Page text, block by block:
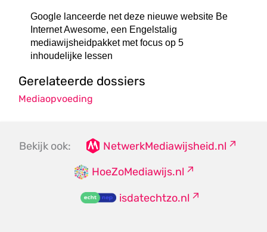
Google lanceerde net deze nieuwe website Be
Internet Awesome, een Engelstalig
mediawijsheidpakket met focus op 5
inhoudelijke lessen
Gerelateerde dossiers
Mediaopvoeding
Bekijk ook:
NetwerkMediawijsheid.nl
HoeZoMediawijs.nl
isdatechtzo.nl